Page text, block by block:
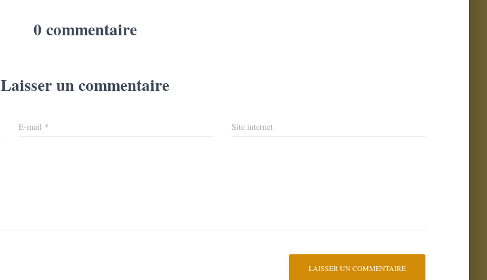
0 commentaire
Laisser un commentaire
E-mail * Site internet